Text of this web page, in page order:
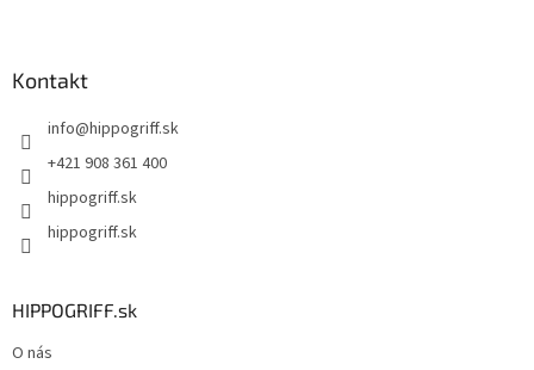
Kontakt
info@hippogriff.sk
+421 908 361 400
hippogriff.sk
hippogriff.sk
HIPPOGRIFF.sk
O nás